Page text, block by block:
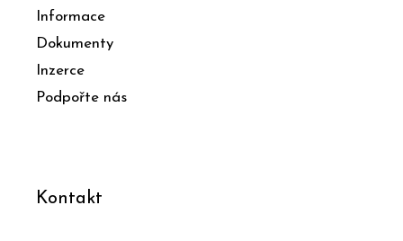
Informace
Dokumenty
Inzerce
Podpořte nás
Kontakt